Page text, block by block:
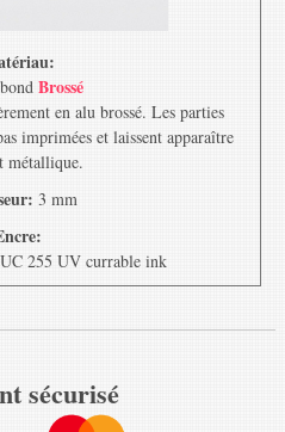
Brossé
en alu brossé. Les parties
imprimées et laissent apparaître
métallique.
3 mm
255 UV currable ink
sécurisé